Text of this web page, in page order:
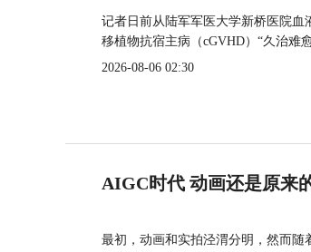
记者日前从陆军军医大学新桥医院
移植物抗宿主病（cGVHD）“久治难
2026-08-06 02:30
AIGC时代 动画还是原来
最初，动画和实拍泾渭分明，然而